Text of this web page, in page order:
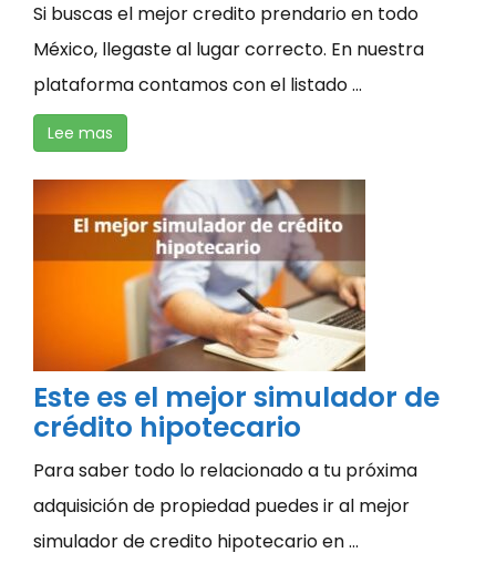
Si buscas el mejor credito prendario en todo
México, llegaste al lugar correcto. En nuestra
plataforma contamos con el listado ...
Lee mas
Este es el mejor simulador de
crédito hipotecario
Para saber todo lo relacionado a tu próxima
adquisición de propiedad puedes ir al mejor
simulador de credito hipotecario en ...